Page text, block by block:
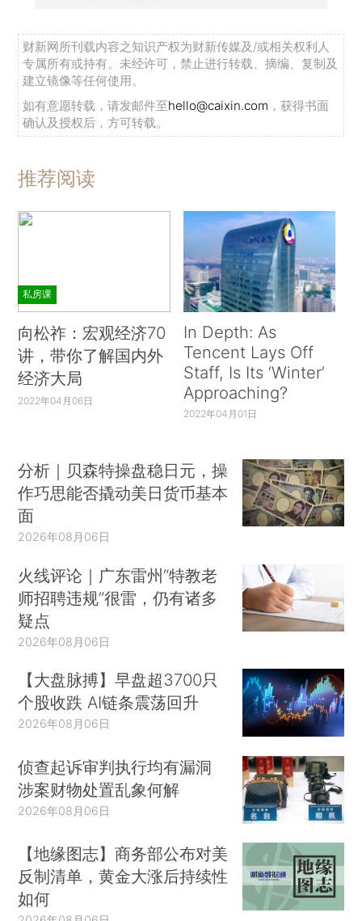
财新网所刊载内容之知识产权为财新传媒及/或相关权利人
专属所有或持有。未经许可，禁止进行转载、摘编、复制及
建立镜像等任何使用。
如有意愿转载，请发邮件至hello@caixin.com ，获得书面
确认及授权后，方可转载。
推荐阅读
私房课
向松祚：宏观经济70
讲，带你了解国内外
经济大局
2022年04月06日
In Depth: As
Tencent Lays Off
Staff, Is Its ‘Winter’
Approaching?
2022年04月01日
分析｜贝森特操盘稳日元，操
作巧思能否撬动美日货币基本
面
2026年08月06日
火线评论｜广东雷州“特教老
师招聘违规”很雷，仍有诸多
疑点
2026年08月06日
【大盘脉搏】早盘超3700只
个股收跌 AI链条震荡回升
2026年08月06日
侦查起诉审判执行均有漏洞
涉案财物处置乱象何解
2026年08月06日
【地缘图志】商务部公布对美
反制清单，黄金大涨后持续性
如何